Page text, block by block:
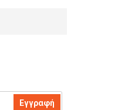
Εγγραφή